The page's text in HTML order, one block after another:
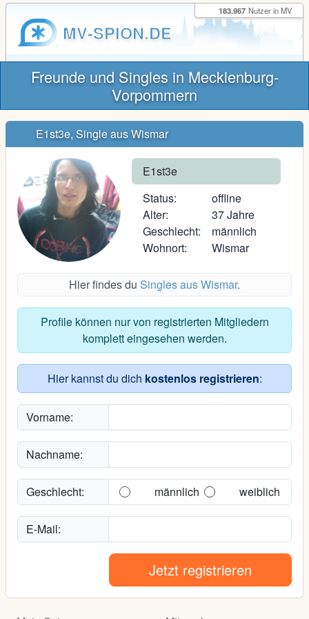
MV-SPION.DE
183.967 Nutzer in MV
Freunde und Singles in Mecklenburg-
Vorpommern
E1st3e, Single aus Wismar
E1st3e
Status:
offline
Alter:
37 Jahre
Geschlecht:
männlich
Wohnort:
Wismar
Hier findes du Singles aus Wismar.
Profile können nur von registrierten Mitgliedern
komplett eingesehen werden.
Hier kannst du dich kostenlos registrieren:
Vorname:
Nachname:
Geschlecht: männlich weiblich
E-Mail:
Jetzt registrieren